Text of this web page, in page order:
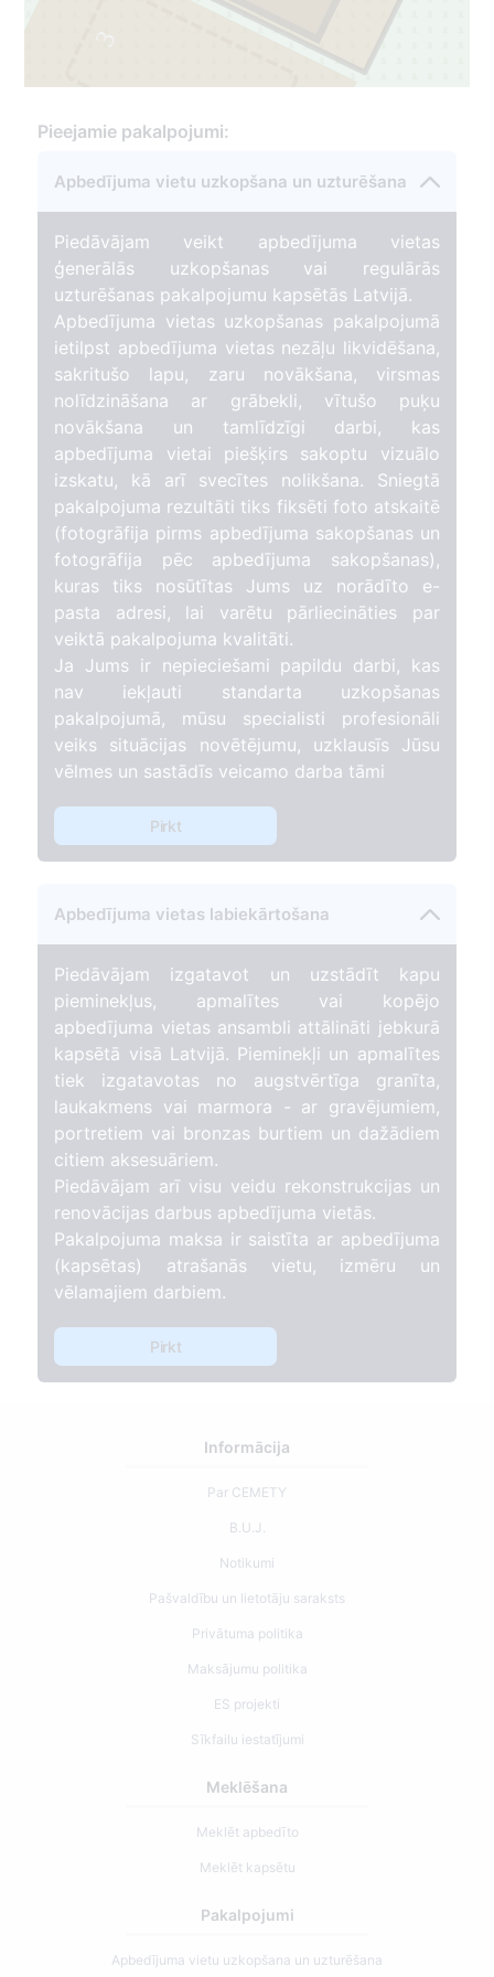
3
Pieejamie pakalpojumi:
Apbedījuma vietu uzkopšana un uzturēšana
Piedāvājam veikt apbedījuma vietas
ģenerālās uzkopšanas vai regulārās
uzturēšanas pakalpojumu kapsētās Latvijā.
Apbedījuma vietas uzkopšanas pakalpojumā
ietilpst apbedījuma vietas nezāļu likvidēšana,
sakritušo lapu, zaru novākšana, virsmas
nolīdzināšana ar grābekli, vītušo puķu
novākšana un tamlīdzīgi darbi, kas
apbedījuma vietai piešķirs sakoptu vizuālo
izskatu, kā arī svecītes nolikšana. Sniegtā
pakalpojuma rezultāti tiks fiksēti foto atskaitē
(fotogrāfija pirms apbedījuma sakopšanas un
fotogrāfija pēc apbedījuma sakopšanas),
kuras tiks nosūtītas Jums uz norādīto e-
pasta adresi, lai varētu pārliecināties par
veiktā pakalpojuma kvalitāti.
Ja Jums ir nepieciešami papildu darbi, kas
nav iekļauti standarta uzkopšanas
pakalpojumā, mūsu specialisti profesionāli
veiks situācijas novētējumu, uzklausīs Jūsu
vēlmes un sastādīs veicamo darba tāmi
Pirkt
Apbedījuma vietas labiekārtošana
Piedāvājam izgatavot un uzstādīt kapu
pieminekļus, apmalītes vai kopējo
apbedījuma vietas ansambli attālināti jebkurā
kapsētā visā Latvijā. Pieminekļi un apmalītes
tiek izgatavotas no augstvērtīga granīta,
laukakmens vai marmora - ar gravējumiem,
portretiem vai bronzas burtiem un dažādiem
citiem aksesuāriem.
Piedāvājam arī visu veidu rekonstrukcijas un
renovācijas darbus apbedījuma vietās.
Pakalpojuma maksa ir saistīta ar apbedījuma
(kapsētas) atrašanās vietu, izmēru un
vēlamajiem darbiem.
Pirkt
Informācija
Par CEMETY
B.U.J.
Notikumi
Pašvaldību un lietotāju saraksts
Privātuma politika
Maksājumu politika
ES projekti
Sīkfailu iestatījumi
Meklēšana
Meklēt apbedīto
Meklēt kapsētu
Pakalpojumi
Apbedījuma vietu uzkopšana un uzturēšana